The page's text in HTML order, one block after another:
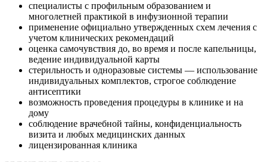
специалисты с профильным образованием и
многолетней практикой в инфузионной терапии
применение официально утвержденных схем лечения с
учетом клинических рекомендаций
оценка самочувствия до, во время и после капельницы,
ведение индивидуальной карты
стерильность и одноразовые системы — использование
индивидуальных комплектов, строгое соблюдение
антисептики
возможность проведения процедуры в клинике и на
дому
соблюдение врачебной тайны, конфиденциальность
визита и любых медицинских данных
лицензированная клиника